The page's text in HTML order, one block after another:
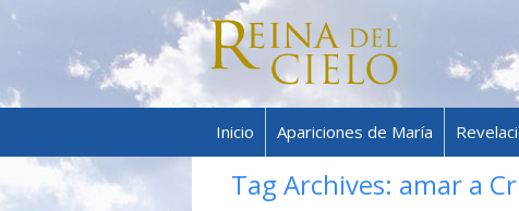
Inicio Apariciones de María
Tag Archives: amar a